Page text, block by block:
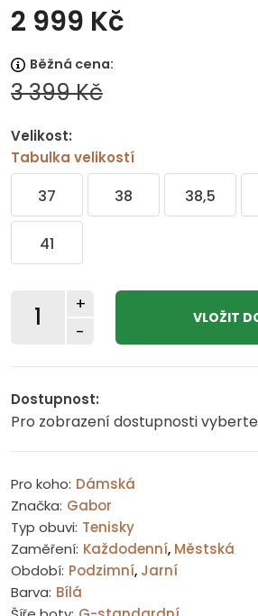
2 999 Kč
Běžná cena:
3 399 Kč
Velikost:
Tabulka velikostí
37 38 38,5
41
-
+
Dostupnost:
Pro zobrazení dostupnosti
Pro koho: Dámská
Značka: Gabor
Typ obuvi: Tenisky
Zaměření: Každodenní, Městská
Období: Podzimní, Jarní
Barva: Bílá